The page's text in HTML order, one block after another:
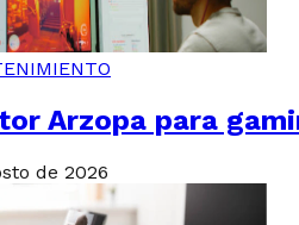
Arzopa para
de 2026